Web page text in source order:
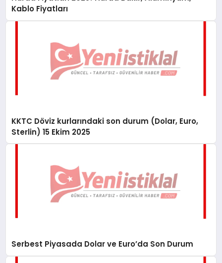
Kablo Fiyatları
KKTC Döviz kurlarındaki son durum (Dolar, Euro,
Sterlin) 15 Ekim 2025
Serbest Piyasada Dolar ve Euro’da Son Durum